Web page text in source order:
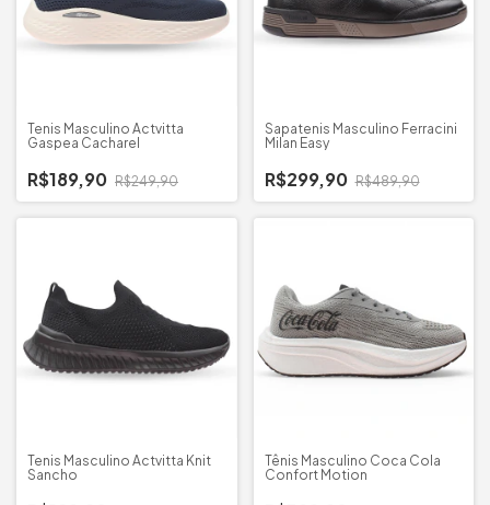
Tenis Masculino Actvitta
Gaspea Cacharel
R$189,90 R$249,90
Sapatenis Masculino Ferracini
Milan Easy
R$299,90 R$489,90
Tenis Masculino Actvitta Knit
Sancho
Tênis Masculino Coca Cola
Confort Motion